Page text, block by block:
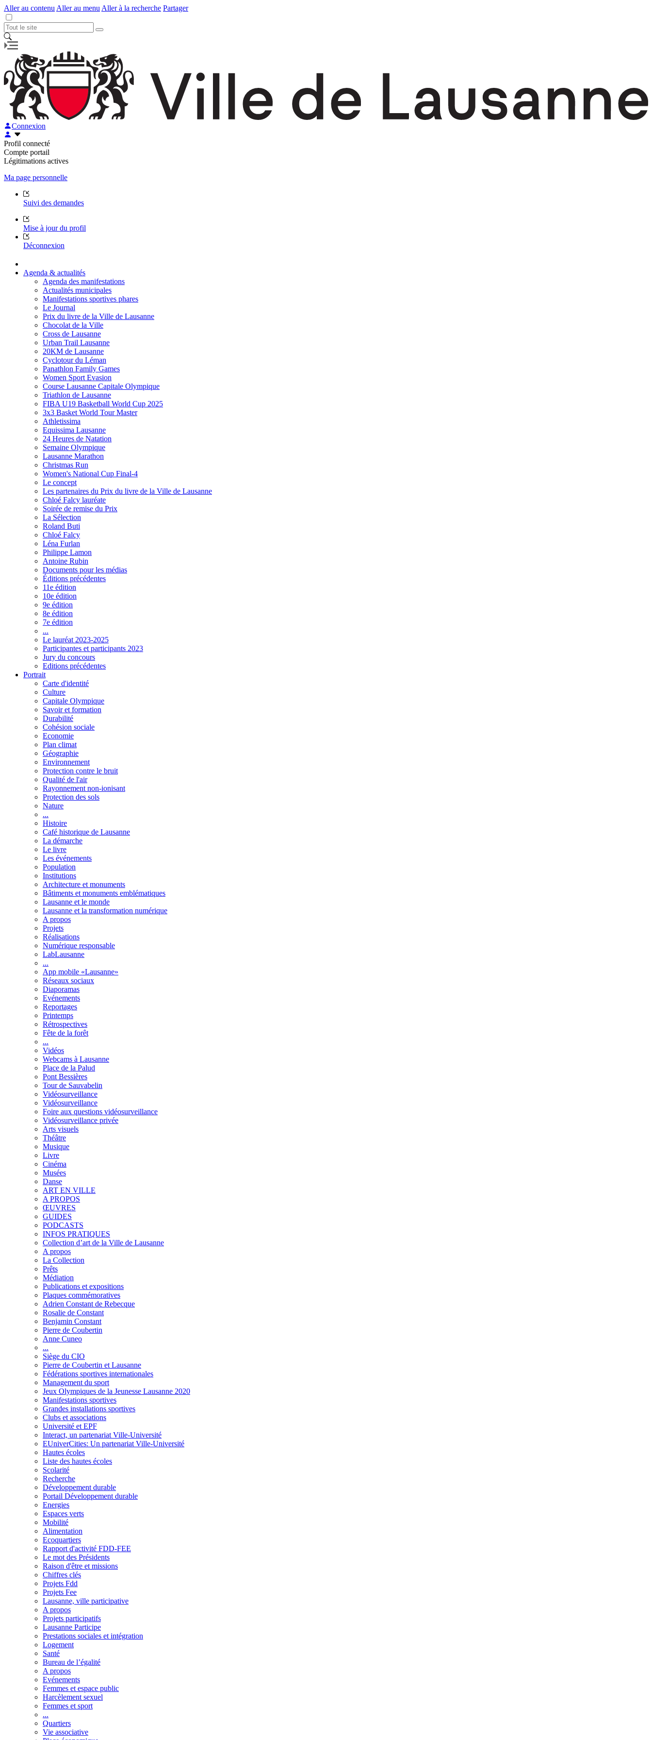
Aller au contenu Aller au menu Aller à la recherche Partager
Connexion
Profil connecté
Compte portail
Légitimations actives
Ma page personnelle
Suivi des demandes
Mise à jour du profil
Déconnexion
Agenda & actualités
Agenda des manifestations
Actualités municipales
Manifestations sportives phares
Le Journal
Prix du livre de la Ville de Lausanne
Chocolat de la Ville
Cross de Lausanne
Urban Trail Lausanne
20KM de Lausanne
Cyclotour du Léman
Panathlon Family Games
Women Sport Evasion
Course Lausanne Capitale Olympique
Triathlon de Lausanne
FIBA U19 Basketball World Cup 2025
3x3 Basket World Tour Master
Athletissima
Equissima Lausanne
24 Heures de Natation
Semaine Olympique
Lausanne Marathon
Christmas Run
Women's National Cup Final-4
Le concept
Les partenaires du Prix du livre de la Ville de Lausanne
Chloé Falcy lauréate
Soirée de remise du Prix
La Sélection
Roland Buti
Chloé Falcy
Léna Furlan
Philippe Lamon
Antoine Rubin
Documents pour les médias
Éditions précédentes
11e édition
10e édition
9e édition
8e édition
7e édition
...
Le lauréat 2023-2025
Participantes et participants 2023
Jury du concours
Editions précédentes
Portrait
Carte d'identité
Culture
Capitale Olympique
Savoir et formation
Durabilité
Cohésion sociale
Economie
Plan climat
Géographie
Environnement
Protection contre le bruit
Qualité de l'air
Rayonnement non-ionisant
Protection des sols
Nature
...
Histoire
Café historique de Lausanne
La démarche
Le livre
Les événements
Population
Institutions
Architecture et monuments
Bâtiments et monuments emblématiques
Lausanne et le monde
Lausanne et la transformation numérique
A propos
Projets
Réalisations
Numérique responsable
LabLausanne
...
App mobile «Lausanne»
Réseaux sociaux
Diaporamas
Evénements
Reportages
Printemps
Rétrospectives
Fête de la forêt
...
Vidéos
Webcams à Lausanne
Place de la Palud
Pont Bessières
Tour de Sauvabelin
Vidéosurveillance
Vidéosurveillance
Foire aux questions vidéosurveillance
Vidéosurveillance privée
Arts visuels
Théâtre
Musique
Livre
Cinéma
Musées
Danse
ART EN VILLE
A PROPOS
ŒUVRES
GUIDES
PODCASTS
INFOS PRATIQUES
Collection d’art de la Ville de Lausanne
A propos
La Collection
Prêts
Médiation
Publications et expositions
Plaques commémoratives
Adrien Constant de Rebecque
Rosalie de Constant
Benjamin Constant
Pierre de Coubertin
Anne Cuneo
...
Siège du CIO
Pierre de Coubertin et Lausanne
Fédérations sportives internationales
Management du sport
Jeux Olympiques de la Jeunesse Lausanne 2020
Manifestations sportives
Grandes installations sportives
Clubs et associations
Université et EPF
Interact, un partenariat Ville-Université
EUniverCities: Un partenariat Ville-Université
Hautes écoles
Liste des hautes écoles
Scolarité
Recherche
Développement durable
Portail Développement durable
Energies
Espaces verts
Mobilité
Alimentation
Ecoquartiers
Rapport d'activité FDD-FEE
Le mot des Présidents
Raison d'être et missions
Chiffres clés
Projets Fdd
Projets Fee
Lausanne, ville participative
A propos
Projets participatifs
Lausanne Participe
Prestations sociales et intégration
Logement
Santé
Bureau de l’égalité
A propos
Evénements
Femmes et espace public
Harcèlement sexuel
Femmes et sport
...
Quartiers
Vie associative